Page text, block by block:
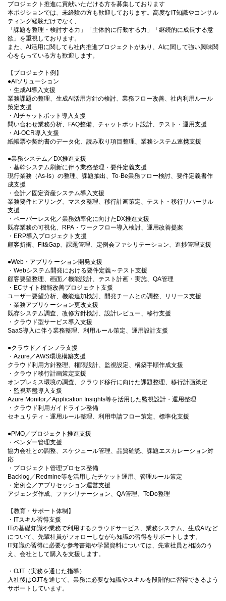
プロジェクト推進に貢献いただける方を募集しております
本ポジションでは、未経験の方も歓迎しております。高度なIT知識やコンサル
ティング経験だけでなく、
「課題を整理・検討する力」「主体的に行動する力」「継続的に成長する意
欲」を重視しております。
また、AI活用に関しても社内推進プロジェクトがあり、AIに関して強い興味関
心をもっている方も歓迎します。
【プロジェクト例】
●AIソリューション
・生成AI導入支援
業務課題の整理、生成AI活用方針の検討、業務フロー改善、社内利用ルール
策定支援
・AIチャットボット導入支援
問い合わせ業務分析、FAQ整備、チャットボット設計、テスト・運用支援
・AI-OCR導入支援
紙帳票や契約書のデータ化、読み取り項目整理、業務システム連携支援
●業務システム／DX推進支援
・基幹システム刷新に伴う業務整理・要件定義支援
現行業務（As-Is）の整理、課題抽出、To-Be業務フロー検討、要件定義書作
成支援
・会計／固定資産システム導入支援
業務要件ヒアリング、マスタ整理、移行計画策定、テスト・移行リハーサル
支援
・ペーパーレス化／業務効率化に向けたDX推進支援
既存業務の可視化、RPA・ワークフロー導入検討、運用改善提案
・ERP導入プロジェクト支援
顧客折衝、Fit&Gap、課題管理、定例会ファシリテーション、進捗管理支援
●Web・アプリケーション開発支援
・Webシステム開発における要件定義～テスト支援
顧客要望整理、画面／機能設計、テスト計画・実施、QA管理
・ECサイト機能改善プロジェクト支援
ユーザー要望分析、機能追加検討、開発チームとの調整、リリース支援
・業務アプリケーション更改支援
既存システム調査、改修方針検討、設計レビュー、移行支援
・クラウド型サービス導入支援
SaaS導入に伴う業務整理、利用ルール策定、運用設計支援
●クラウド／インフラ支援
・Azure／AWS環境構築支援
クラウド利用方針整理、権限設計、監視設定、構築手順作成支援
・クラウド移行計画策定支援
オンプレミス環境の調査、クラウド移行に向けた課題整理、移行計画策定
・監視基盤導入支援
Azure Monitor／Application Insights等を活用した監視設計・運用整理
・クラウド利用ガイドライン整備
セキュリティ・運用ルール整理、利用申請フロー策定、標準化支援
●PMO／プロジェクト推進支援
・ベンダー管理支援
協力会社との調整、スケジュール管理、品質確認、課題エスカレーション対
応
・プロジェクト管理プロセス整備
Backlog／Redmine等を活用したチケット運用、管理ルール策定
・定例会／アプリセッション運営支援
アジェンダ作成、ファシリテーション、QA管理、ToDo整理
【教育・サポート体制】
・ITスキル習得支援
ITの基礎知識や業務で利用するクラウドサービス、業務システム、生成AIなど
について、先輩社員がフォローしながら知識の習得をサポートします。
IT知識の習得に必要な参考書籍や学習資料については、先輩社員と相談のう
え、会社として購入を支援します。
・OJT（実務を通じた指導）
入社後はOJTを通じて、業務に必要な知識やスキルを段階的に習得できるよう
サポートしています。